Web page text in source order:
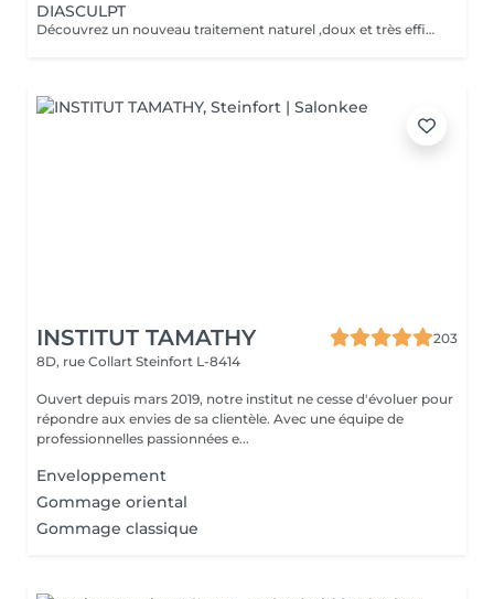
DIASCULPT
Découvrez un nouveau traitement naturel ,doux et très efficace pour éliminer les surcharges graisseuses localisées : abdomen, hanches ,genoux , bras , fesses ,les résultats sont visibles immédiatement .Cette technique permet également de soigner la cellulite, et raffermir les zones relâchées en renforçant la fabrication d'un bon collagène.
INSTITUT TAMATHY
203
8D, rue Collart Steinfort L-8414
Ouvert depuis mars 2019, notre institut ne cesse d'évoluer pour
répondre aux envies de sa clientèle. Avec une équipe de
professionnelles passionnées e...
Enveloppement
Gommage oriental
Gommage classique